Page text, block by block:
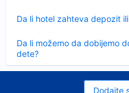
Da li hotel zahteva depozit
Da li možemo da dobijemo
dete?
Dodajte